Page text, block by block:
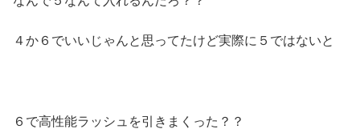
４か６でいいじゃんと思ってたけど実際に５ではないと
６で高性能ラッシュを引きまくった？？